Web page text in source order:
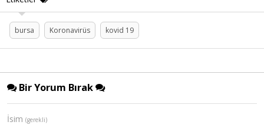
bursa Koronavirüs kovid 19
Bir Yorum Bırak
İsim (gerekli)